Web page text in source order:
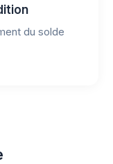
du solde